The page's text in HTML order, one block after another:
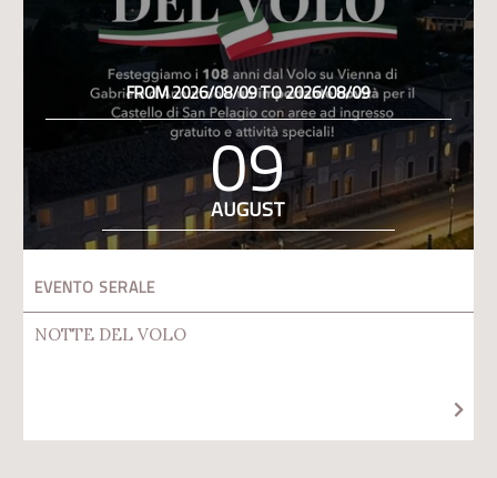
FROM 2026/08/09 TO 2026/08/09
09
AUGUST
EVENTO SERALE
NOTTE DEL VOLO